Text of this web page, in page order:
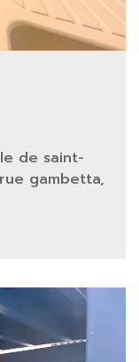
de saint-
gambetta,